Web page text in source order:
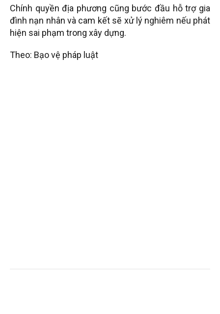
Chính quyền địa phương cũng bước đầu hỗ trợ gia
đình nạn nhân và cam kết sẽ xử lý nghiêm nếu phát
hiện sai phạm trong xây dựng.
Theo: Bạo vệ pháp luật